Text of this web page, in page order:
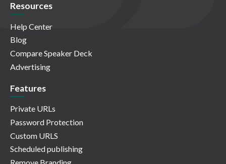
Resources
Help Center
Blog
Compare Speaker Deck
Advertising
Features
Private URLs
Password Protection
Custom URLS
Scheduled publishing